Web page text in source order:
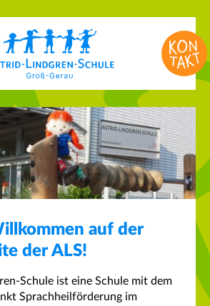
auf der
der ALS!
Schule ist eine Schule mit dem
Sprachheilförderung im